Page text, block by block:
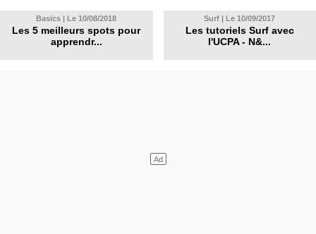
Basics | Le 10/08/2018
Les 5 meilleurs spots pour
apprendr...
Surf | Le 10/09/2017
Les tutoriels Surf avec
l'UCPA - N&...